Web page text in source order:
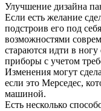
Улучшение дизайна
Если есть желание
подстроив его под
возможностями
стараются идти в
приборы с учетом
Изменения могут
если это Мерседес,
машиной.
Есть несколько